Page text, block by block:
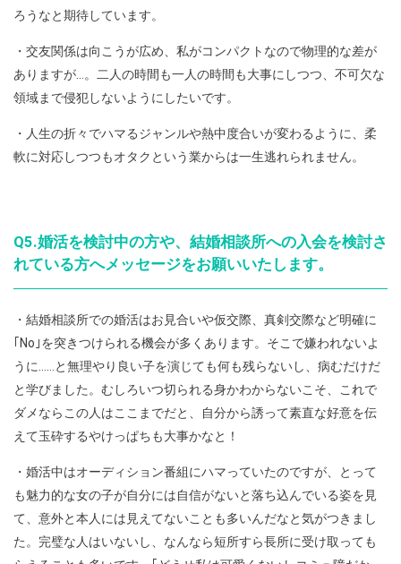
ろうなと期待しています。
・交友関係は向こうが広め、私がコンパクトなので物理的な差が
ありますが…。二人の時間も一人の時間も大事にしつつ、不可欠な
領域まで侵犯しないようにしたいです。
・人生の折々でハマるジャンルや熱中度合いが変わるように、柔
軟に対応しつつもオタクという業からは一生逃れられません。
Q5.婚活を検討中の方や、結婚相談所への入会を検討さ
れている方へメッセージをお願いいたします。
・結婚相談所での婚活はお見合いや仮交際、真剣交際など明確に
｢No｣を突きつけられる機会が多くあります。そこで嫌われないよ
うに……と無理やり良い子を演じても何も残らないし、病むだけだ
と学びました。むしろいつ切られる身かわからないこそ、これで
ダメならこの人はここまでだと、自分から誘って素直な好意を伝
えて玉砕するやけっぱちも大事かなと！
・婚活中はオーディション番組にハマっていたのですが、とって
も魅力的な女の子が自分には自信がないと落ち込んでいる姿を見
て、意外と本人には見えてないことも多いんだなと気がつきまし
た。完璧な人はいないし、なんなら短所すら長所に受け取っても